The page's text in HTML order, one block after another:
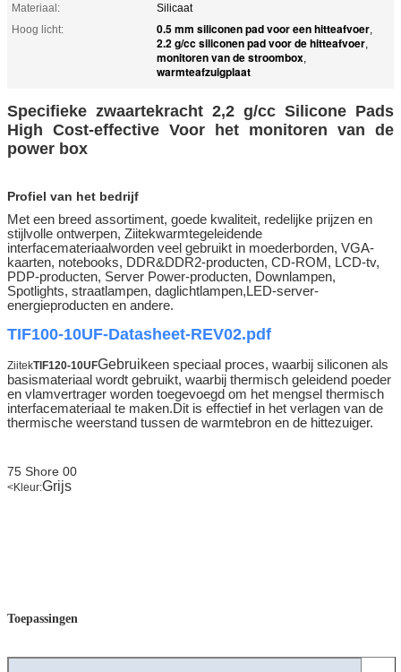
Materiaal:
Silicaat
Hoog licht:
0.5 mm siliconen pad voor een hitteafvoer,
2.2 g/cc siliconen pad voor de hitteafvoer,
monitoren van de stroombox,
warmteafzuigplaat
Specifieke zwaartekracht 2,2 g/cc Silicone Pads
High Cost-effective Voor het monitoren van de
power box
Profiel van het bedrijf
Met een breed assortiment, goede kwaliteit, redelijke prijzen en
stijlvolle ontwerpen, Ziitekwarmtegeleidende
interfacemateriaalworden veel gebruikt in moederborden, VGA-
kaarten, notebooks, DDR&DDR2-producten, CD-ROM, LCD-tv,
PDP-producten, Server Power-producten, Downlampen,
Spotlights, straatlampen, daglichtlampen,LED-server-
energieproducten en andere.
TIF100-10UF-Datasheet-REV02.pdf
ZiitekTIF120-10UFGebruikeen speciaal proces, waarbij siliconen als
basismateriaal wordt gebruikt, waarbij thermisch geleidend poeder
en vlamvertrager worden toegevoegd om het mengsel thermisch
interfacemateriaal te maken.Dit is effectief in het verlagen van de
thermische weerstand tussen de warmtebron en de hittezuiger.
75 Shore 00
<Kleur:Grijs
Toepassingen